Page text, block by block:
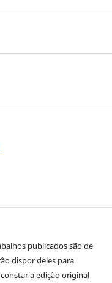
publicados são de
dispor deles para
a edição original